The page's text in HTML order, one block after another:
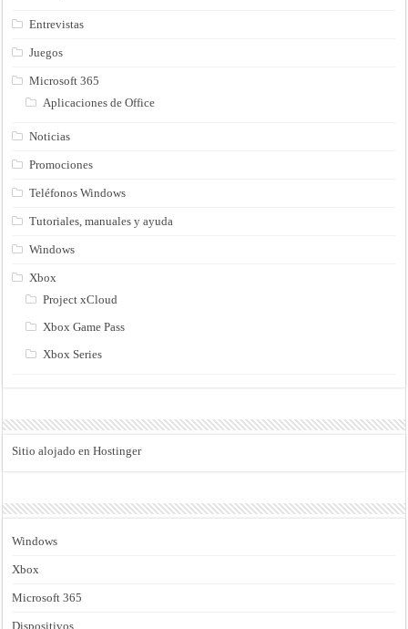
Entrevistas
Juegos
Microsoft 365
Aplicaciones de Office
Noticias
Promociones
Teléfonos Windows
Tutoriales, manuales y ayuda
Windows
Xbox
Project xCloud
Xbox Game Pass
Xbox Series
Sitio alojado en Hostinger
Windows
Xbox
Microsoft 365
Dispositivos